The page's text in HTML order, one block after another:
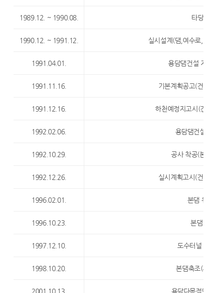
1989.12. ~ 1990.08. 타당성
1990.12. ~ 1991.12. 실시설계(댐,여수로, 도
1991.04.01. 용담댐건설 지원
1991.11.16. 기본계획공고(건설
1991.12.16. 하천예정지고시(건설
1992.02.06. 용담댐건설사
1992.10.29. 공사 착공(본댐,
1992.12.26. 실시계획고시(건설
1996.02.01. 본댐 유수
1996.10.23. 본댐 정
1997.12.10. 도수터널 전
1998.10.20. 본댐축조(사력
2001.10.13. 용담다목적댐